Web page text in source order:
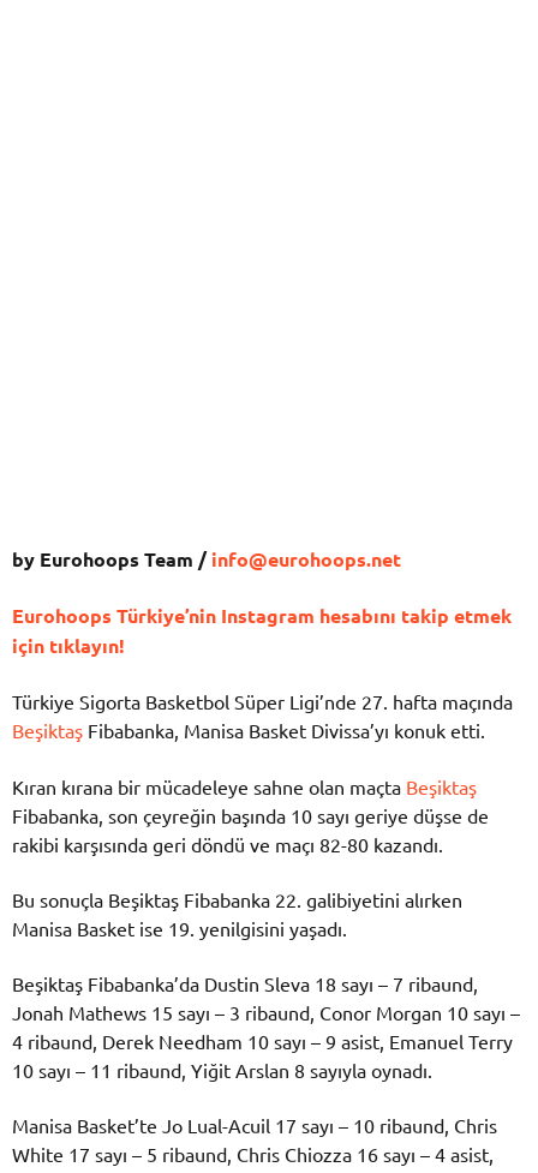
by Eurohoops Team /info@eurohoops.net
Eurohoops Türkiye’nin Instagram hesabını takip etmek
için tıklayın!
Türkiye Sigorta Basketbol Süper Ligi’nde 27. hafta maçında
Beşiktaş Fibabanka, Manisa Basket Divissa’yı konuk etti.
Kıran kırana bir mücadeleye sahne olan maçta Beşiktaş
Fibabanka, son çeyreğin başında 10 sayı geriye düşse de
rakibi karşısında geri döndü ve maçı 82-80 kazandı.
Bu sonuçla Beşiktaş Fibabanka 22. galibiyetini alırken
Manisa Basket ise 19. yenilgisini yaşadı.
Beşiktaş Fibabanka’da Dustin Sleva 18 sayı – 7 ribaund,
Jonah Mathews 15 sayı – 3 ribaund, Conor Morgan 10 sayı –
4 ribaund, Derek Needham 10 sayı – 9 asist, Emanuel Terry
10 sayı – 11 ribaund, Yiğit Arslan 8 sayıyla oynadı.
Manisa Basket’te Jo Lual-Acuil 17 sayı – 10 ribaund, Chris
White 17 sayı – 5 ribaund, Chris Chiozza 16 sayı – 4 asist,